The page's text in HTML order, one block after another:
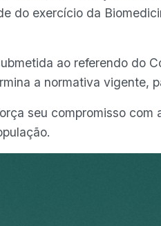
do exercício da
ao referendo do
a normativa vigente,
seu compromisso com